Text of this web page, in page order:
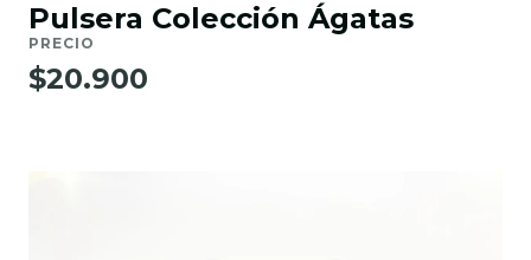
Pulsera Colección Ágatas
PRECIO
$20.900